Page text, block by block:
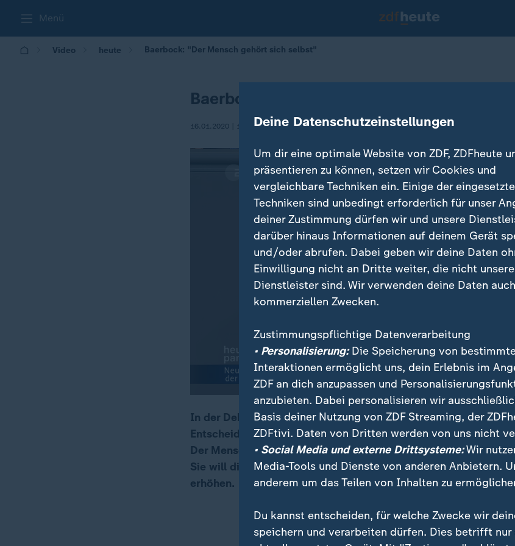
Menü
Video heute Baerbock: "Der Mensch gehört sich selbst"
Baerbock: "Der Mensch gehört sich selbst"
16.01.2020 | 11:59
00:16 05:40
In der Debatte zur Organspende verteidigt Grünen-Chefin
Entscheidungslösung. Es gelte das Selbstbestimmungsrecht
Der Mensch gehöre "nicht dem Staat, nicht der Gesellschaft,
Sie will die Zahl der Organspender durch ein Online-Register
erhöhen.
Deine Datenschutzeinstellungen
Um dir eine optimale Website von ZDF, ZDFheute
präsentieren zu können, setzen wir Cookies und
vergleichbare Techniken ein. Einige der
Techniken sind unbedingt erforderlich für unser
deiner Zustimmung dürfen wir und unsere
darüber hinaus Informationen auf deinem Gerät
und/oder abrufen. Dabei geben wir deine Daten
Einwilligung nicht an Dritte weiter, die nicht
Dienstleister sind. Wir verwenden deine Daten
kommerziellen Zwecken.
Zustimmungspflichtige Datenverarbeitung
• Personalisierung:Die Speicherung von
Interaktionen ermöglicht uns, dein Erlebnis im
ZDF an dich anzupassen und
anzubieten. Dabei personalisieren wir
Basis deiner Nutzung von ZDF Streaming, der
ZDFtivi. Daten von Dritten werden von uns nicht
• Social Media und externe Drittsysteme:Wir
Media-Tools und Dienste von anderen Anbietern.
anderem um das Teilen von Inhalten zu
Du kannst entscheiden, für welche Zwecke wir
speichern und verarbeiten dürfen. Dies betrifft nur